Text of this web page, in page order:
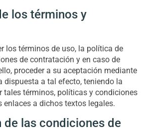
los términos y
los términos de uso, la política de
de contratación y en caso de
proceder a su aceptación mediante
a tal efecto, teniendo la
tales términos, políticas y condiciones
enlaces a dichos textos legales.
las condiciones de